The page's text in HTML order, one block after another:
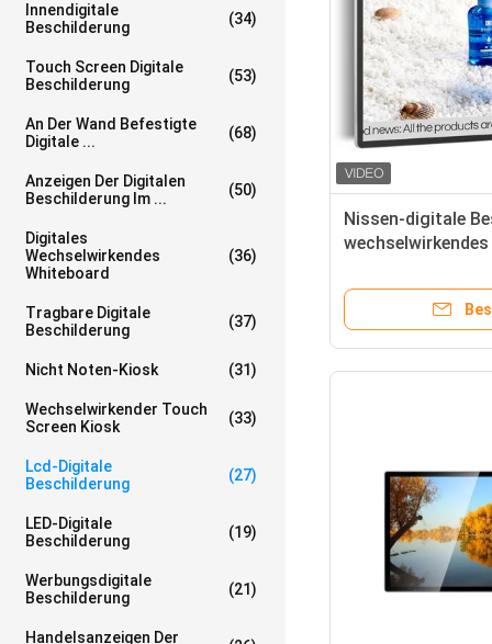
Innendigitale
Beschilderung
(34)
Touch Screen Digitale
Beschilderung
(53)
An Der Wand Befestigte
Digitale ...
(68)
Anzeigen Der Digitalen
Beschilderung Im ...
(50)
Digitales
Wechselwirkendes
Whiteboard
(36)
Tragbare Digitale
Beschilderung
(37)
Nicht Noten-Kiosk (31)
Wechselwirkender Touch
Screen Kiosk
(33)
Lcd-Digitale
Beschilderung
(27)
LED-Digitale
Beschilderung
(19)
Werbungsdigitale
Beschilderung
(21)
Handelsanzeigen Der
Nissen-digitale
für Schule